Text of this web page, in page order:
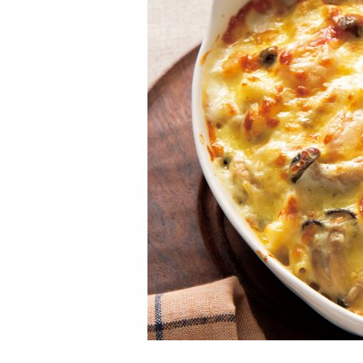
エ
デ
ュ
ケ
ー
シ
ョ
ナ
ル
「
み
ん
な
の
き
ょ